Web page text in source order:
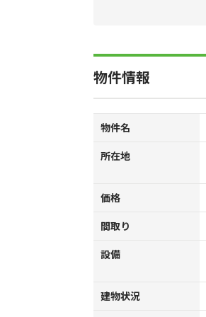
物件情報
物件名
所在地
価格
間取り
設備
建物状況